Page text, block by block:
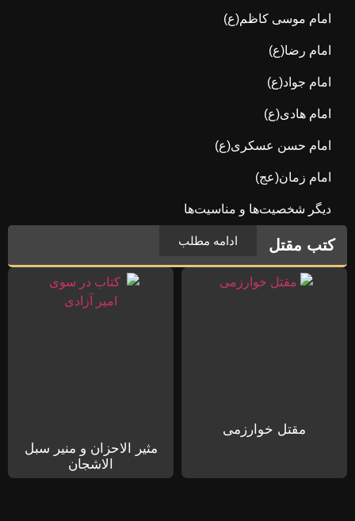
امام موسی کاظم(ع)
امام رضا(ع)
امام جواد(ع)
امام هادی(ع)
امام حسن عسکری(ع)
امام زمان(عج)
دیگر شخصیت‌ها و مناسیت‌ها
کتب مقتل ادامه مطلب
مقتل خوارزمی
مثیر الاحزان و منیر سبل
الاشجان